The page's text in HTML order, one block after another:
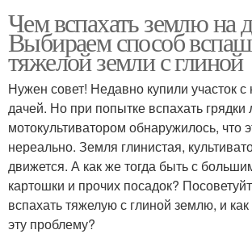
Чем вспахать землю на
Выбираем способ
тяжелой земли с глиной
Нужен совет! Недавно купили участок
дачей. Но при попытке вспахать грядки
мотокультиватором обнаружилось, что
нереально. Земля глинистая,
движется. А как же тогда быть с
картошки и прочих посадок?
вспахать тяжелую с глиной землю, и
эту проблему?